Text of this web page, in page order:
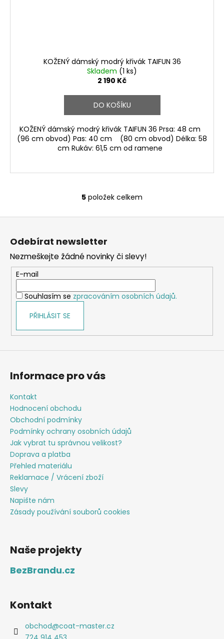
KOŽENÝ dámský modrý křivák TAIFUN 36
Skladem (1 ks)
2 190 Kč
DO KOŠÍKU
KOŽENÝ dámský modrý křivák TAIFUN 36 Prsa: 48 cm
(96 cm obvod) Pas: 40 cm (80 cm obvod) Délka: 58
cm Rukáv: 61,5 cm od ramene
O
v
a
c
í
p
r
y
5 položek celkem
Z
Odebírat newsletter
Nezmeškejte žádné novinky či slevy!
E-mail
Souhlasím se zpracováním osobních údajů.
PŘIHLÁSIT SE
Informace pro vás
Kontakt
Hodnocení obchodu
Obchodní podmínky
Podmínky ochrany osobních údajů
Jak vybrat tu správnou velikost?
Doprava a platba
Přehled materiálu
Reklamace / Vrácení zboží
Slevy
Napište nám
Zásady používání souborů cookies
Naše projekty
BezBrandu.cz
Kontakt
obchod@coat-master.cz